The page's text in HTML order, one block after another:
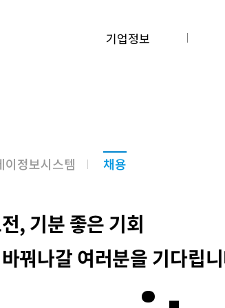
기업정보
정보시스템 채용
, 기분 좋은 기회
꿔나갈 여러분을 기다립